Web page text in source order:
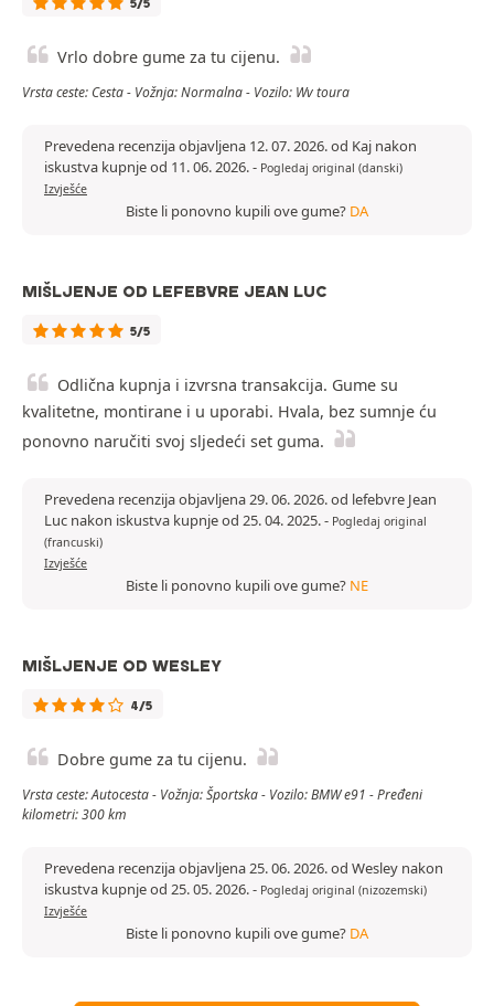
5/5
Vrlo dobre gume za tu cijenu.
Vrsta ceste: Cesta - Vožnja: Normalna - Vozilo: Wv toura
Prevedena recenzija objavljena 12. 07. 2026. od Kaj nakon
iskustva kupnje od 11. 06. 2026.- Pogledaj original (danski)
Izvješće
Biste li ponovno kupili ove gume? DA
MIŠLJENJE OD LEFEBVRE JEAN LUC
5/5
Odlična kupnja i izvrsna transakcija. Gume su
kvalitetne, montirane i u uporabi. Hvala, bez sumnje ću
ponovno naručiti svoj sljedeći set guma.
Prevedena recenzija objavljena 29. 06. 2026. od lefebvre Jean
Luc nakon iskustva kupnje od 25. 04. 2025.- Pogledaj original
(francuski)
Izvješće
Biste li ponovno kupili ove gume? NE
MIŠLJENJE OD WESLEY
4/5
Dobre gume za tu cijenu.
Vrsta ceste: Autocesta - Vožnja: Športska - Vozilo: BMW e91 - Pređeni
kilometri: 300 km
Prevedena recenzija objavljena 25. 06. 2026. od Wesley nakon
iskustva kupnje od 25. 05. 2026.- Pogledaj original (nizozemski)
Izvješće
Biste li ponovno kupili ove gume? DA